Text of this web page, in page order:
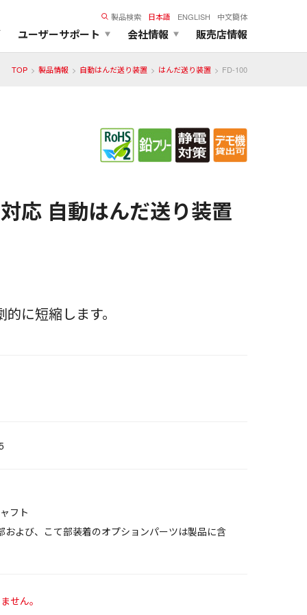
製品検索 日本語 ENGLISH 中文簡体
ユーザーサポート 会社情報 販売店情報
TOP 製品情報 自動はんだ送り装置 はんだ送り装置 FD-100
応 自動はんだ送り装置
に短縮します。
フト
および、こて部装着のオプションパーツは製品に含
せん。